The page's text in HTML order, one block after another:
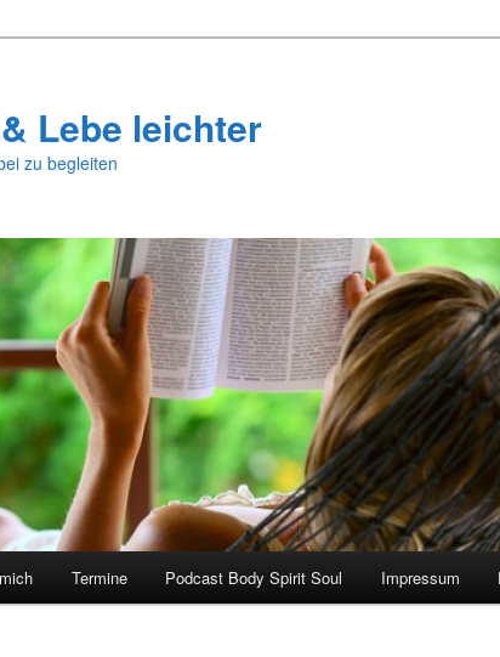
Lebe leichter
zu begleiten
Termine Podcast Body Spirit Soul Impressum